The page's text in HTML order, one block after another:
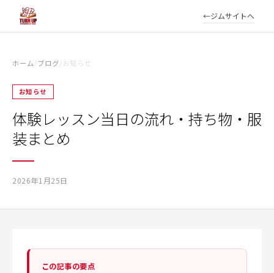
ジムサイトへ
ホーム/ブログ/お知らせ
お知らせ
体験レッスン当日の流れ・持ち物・服
装まとめ
2026年1月25日
この記事の要点